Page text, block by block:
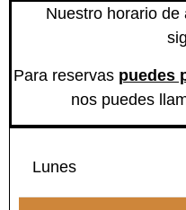
Nuestro horario de
Para reservas puedes
nos puedes
Lunes